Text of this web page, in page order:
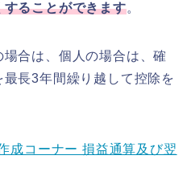
ることができます。
合は、個人の場合は、確
長3年間繰り越して控除を
成コーナー 損益通算及び翌